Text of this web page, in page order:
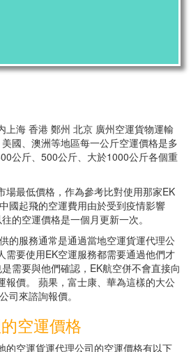
上海 香港 鄭州 北京 廣州空運貨物運輸
國、澳洲等地區每一公斤空運價格是多
公斤、500公斤、大於1000公斤各個重
場最低價格，作為參考比對使用那家EK
國起飛的空運費用由於受到疫情影響
的空運價格是一個月更新一次。
的服務通常是通過當地空運貨運代理公
需要使用EK空運服務都需要通過他們才
需要與他們確認，EK航空併不會直接向
報價。 蘋果，富士康、華為這樣的大公
司來諮詢報價。
空運價格
的空運貨運代理公司的空運價格有以下